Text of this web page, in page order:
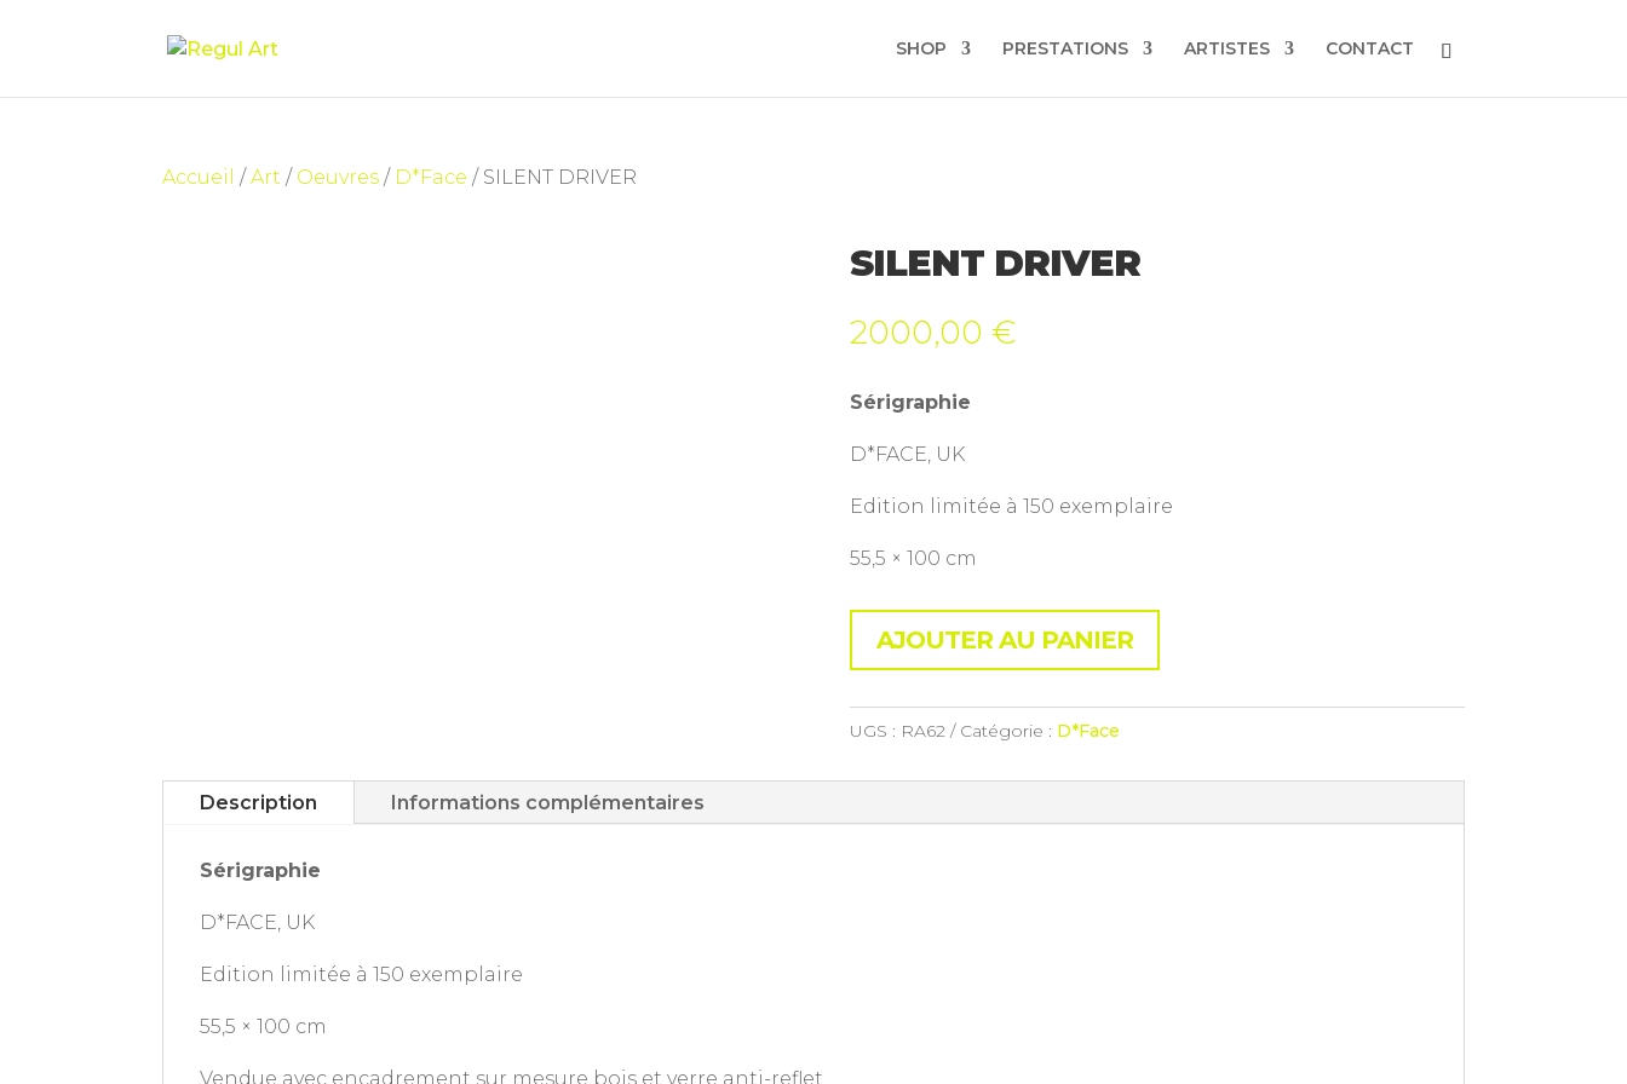
SHOP PRESTATIONS ARTISTES CONTACT
Accueil /Art / Oeuvres / D*Face / SILENT DRIVER
SILENT DRIVER
2000,00 €
Sérigraphie
D*FACE, UK
Edition limitée à 150 exemplaire
55,5 × 100 cm
AJOUTER AU PANIER
UGS : RA62 Catégorie : D*Face
Description Informations complémentaires
Sérigraphie
D*FACE, UK
Edition limitée à 150 exemplaire
55,5 × 100 cm
Vendue avec encadrement sur mesure bois et verre anti-reflet